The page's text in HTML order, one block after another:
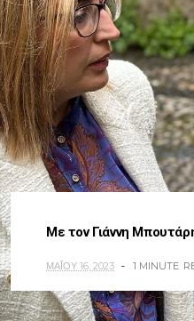
Με τον Γιάννη
ΜΑΪ́ΟΥ 16, 2023 1 MINUTE